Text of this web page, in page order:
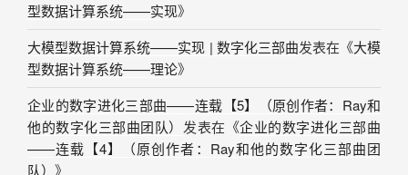
型数据计算系统——实现》
大模型数据计算系统——实现 | 数字化三部曲发表在《大模
型数据计算系统——理论》
企业的数字进化三部曲——连载【5】（原创作者：Ray和
他的数字化三部曲团队） 发表在《企业的数字进化三部曲
——连载【4】（原创作者：Ray和他的数字化三部曲团
队） 》